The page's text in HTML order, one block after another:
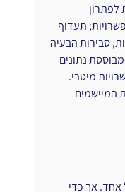
לפתרון
תעדוף
סבירות הבעיה
נתונים
מיטבי.
המיישמים
אחד. אך כדי